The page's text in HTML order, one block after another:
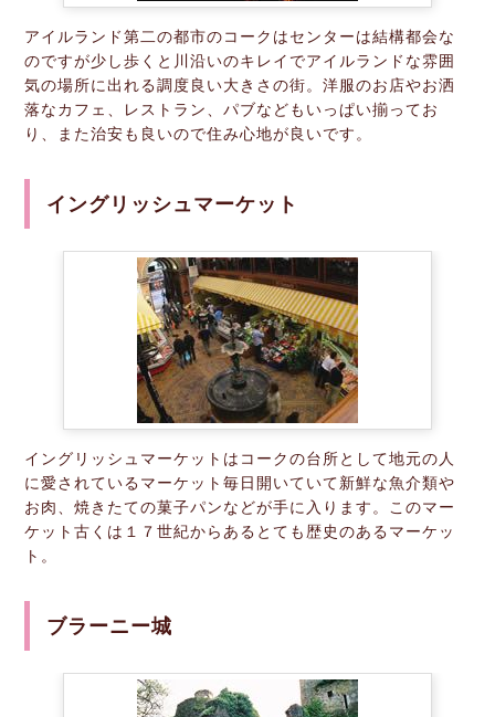
アイルランド第二の都市のコークはセンターは結構都会な
のですが少し歩くと川沿いのキレイでアイルランドな雰囲
気の場所に出れる調度良い大きさの街。洋服のお店やお洒
落なカフェ、レストラン、パブなどもいっぱい揃ってお
り、また治安も良いので住み心地が良いです。
イングリッシュマーケット
イングリッシュマーケットはコークの台所として地元の人
に愛されているマーケット毎日開いていて新鮮な魚介類や
お肉、焼きたての菓子パンなどが手に入ります。このマー
ケット古くは１７世紀からあるとても歴史のあるマーケッ
ト。
ブラーニー城